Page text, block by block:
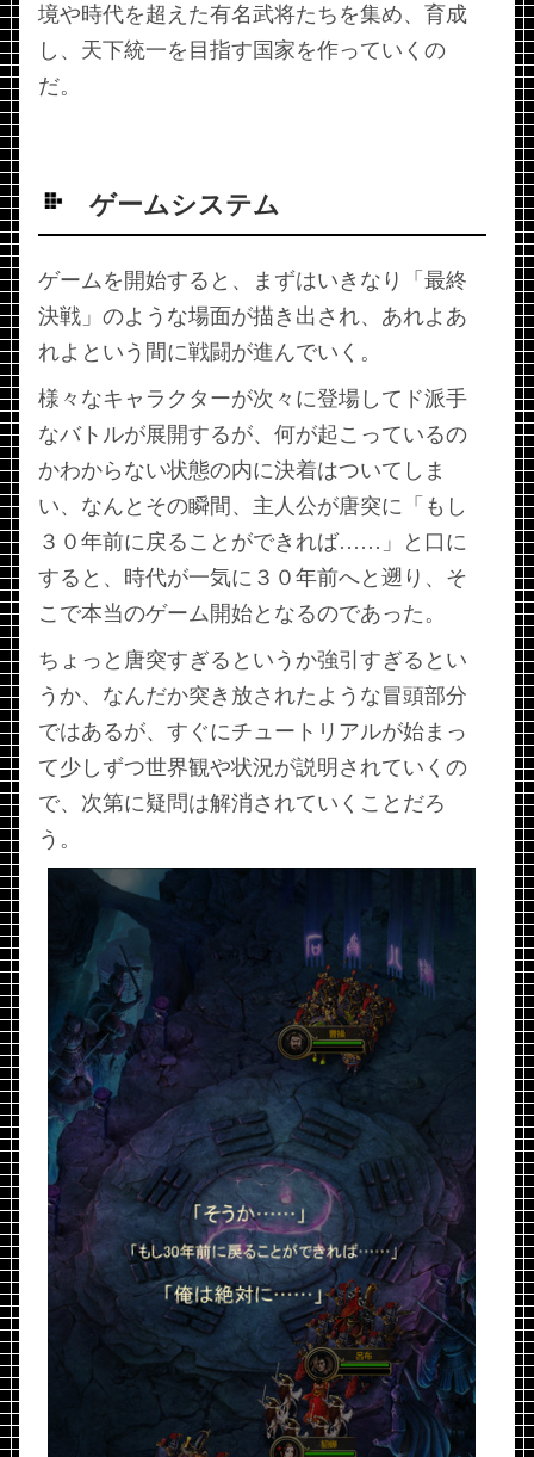
境や時代を超えた有名武将たちを集め、育成
し、天下統一を目指す国家を作っていくの
だ。
ゲームシステム
ゲームを開始すると、まずはいきなり「最終
決戦」のような場面が描き出され、あれよあ
れよという間に戦闘が進んでいく。
様々なキャラクターが次々に登場してド派手
なバトルが展開するが、何が起こっているの
かわからない状態の内に決着はついてしま
い、なんとその瞬間、主人公が唐突に「もし
３０年前に戻ることができれば……」と口に
すると、時代が一気に３０年前へと遡り、そ
こで本当のゲーム開始となるのであった。
ちょっと唐突すぎるというか強引すぎるとい
うか、なんだか突き放されたような冒頭部分
ではあるが、すぐにチュートリアルが始まっ
て少しずつ世界観や状況が説明されていくの
で、次第に疑問は解消されていくことだろ
う。